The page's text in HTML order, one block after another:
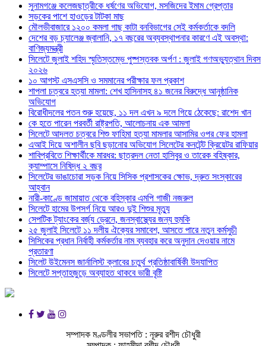
সুনামগঞ্জে কলেজছাত্রীকে ধর্ষণের অভিযোগ, মসজিদের ইমাম গ্রেপ্তার
সড়কের পাশে হাওড়ের টাটকা মাছ
মৌলভীবাজারে ১২০০ কমলা গাছ কাটা বনবিভাগের সেই কর্মকর্তাকে বদলি
দেশের বড় চ্যালেঞ্জ জ্বালানি, ১৭ বছরের অব্যবস্থাপনার কারণে এই অবস্থা:
বাণিজ্যমন্ত্রী
সিলেটে জুলাই শহিদ স্মৃতিস্তম্ভে পুষ্পস্তবক অর্পণ : জুলাই গণঅভ্যুত্থান দিবস
২০২৬
১০ আগস্ট এসএসসি ও সমমানের পরীক্ষার ফল প্রকাশ
শাপলা চত্বরে হত্যা মামলা: শেখ হাসিনাসহ ৪১ জনের বিরুদ্ধে আনুষ্ঠানিক
অভিযোগ
বিরোধীদলের পতন শুরু হয়েছে, ১১ দল এখন ৯ দলে গিয়ে ঠেকেছে: রাশেদ খান
কে হতে পারেন পরবর্তী রাষ্ট্রপতি, আলোচনায় এক আমলা
সিলেটে আদলত চত্বরে শিশু ফাহিমা হত্যা মামলার আসামির ওপর ফের হামলা
এআই দিয়ে অশালীন ছবি ছড়ানোর অভিযোগ সিলেটের কনটেন্ট ক্রিয়েটর রাফিয়ার
শাবিপ্রবিতে শিক্ষার্থীকে মারধর: ছাত্রদল নেতা হাসিবুর ও তারেক বহিষ্কার,
ক্যাম্পাসে নিষিদ্ধ ২ বছর
সিলেটের ভাঙাচোরা সড়ক নিয়ে সিসিক প্রশাসকের ক্ষোভ, দ্রুত সংস্কারের
আহ্বান
নারী-কাণ্ডে জামায়াত থেকে বহিস্কার এমপি গাজী নজরুল
সিলেটে হামের উপসর্গ নিয়ে আরও দুই শিশুর মৃত্যু
সেপটিক ট্যাংকের বর্জ্য ড্রেনে, জনস্বাস্থ্যের জন্য হুমকি
২৫ জুলাই সিলেটে ১১ দলীয় ঐক্যের সমাবেশ, আসতে পারে নতুন কর্মসুচী
সিসিকের প্রধান নির্বাহী কর্মকর্তার নাম ব্যবহার করে অনুদান দেওয়ার নামে
প্রতারণা
সিলেট উইমেনস জার্নালিস্ট ক্লাবের চতুর্থ প্রতিষ্ঠাবার্ষিকী উদযাপিত
সিলেটে সপ্তাহজুড়ে অব্যাহত থাকবে ভারী বৃষ্টি
সম্পাদক মণ্ডলীর সভাপতি : নূরুর রশীদ চৌধুরী